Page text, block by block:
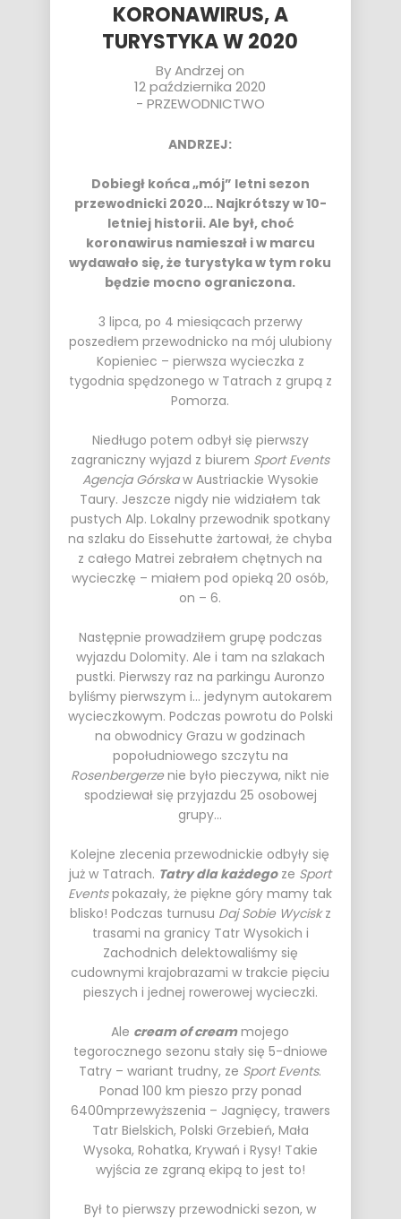
KORONAWIRUS, A
TURYSTYKA W 2020
ByAndrzej on
12 października 2020
- PRZEWODNICTWO
ANDRZEJ:
Dobiegł końca „mój” letni sezon
przewodnicki 2020… Najkrótszy w 10-
letniej historii. Ale był, choć
koronawirus namieszał i w marcu
wydawało się, że turystyka w tym roku
będzie mocno ograniczona.
3 lipca, po 4 miesiącach przerwy
poszedłem przewodnicko na mój ulubiony
Kopieniec – pierwsza wycieczka z
tygodnia spędzonego w Tatrach z grupą z
Pomorza.
Niedługo potem odbył się pierwszy
zagraniczny wyjazd z biurem Sport Events
Agencja Górskaw Austriackie Wysokie
Taury. Jeszcze nigdy nie widziałem tak
pustych Alp. Lokalny przewodnik spotkany
na szlaku do Eissehutte żartował, że chyba
z całego Matrei zebrałem chętnych na
wycieczkę – miałem pod opieką 20 osób,
on – 6.
Następnie prowadziłem grupę podczas
wyjazdu Dolomity. Ale i tam na szlakach
pustki. Pierwszy raz na parkingu Auronzo
byliśmy pierwszym i… jedynym autokarem
wycieczkowym. Podczas powrotu do Polski
na obwodnicy Grazu w godzinach
popołudniowego szczytu na
Rosenbergerze nie było pieczywa, nikt nie
spodziewał się przyjazdu 25 osobowej
grupy…
Kolejne zlecenia przewodnickie odbyły się
już w Tatrach. Tatry dla każdegoze Sport
Eventspokazały, że piękne góry mamy tak
blisko! Podczas turnusu Daj Sobie Wyciskz
trasami na granicy Tatr Wysokich i
Zachodnich delektowaliśmy się
cudownymi krajobrazami w trakcie pięciu
pieszych i jednej rowerowej wycieczki.
Ale cream of creammojego
tegorocznego sezonu stały się 5-dniowe
Tatry – wariant trudny, ze Sport Events.
Ponad 100 km pieszo przy ponad
6400mprzewyższenia – Jagnięcy, trawers
Tatr Bielskich, Polski Grzebień, Mała
Wysoka, Rohatka, Krywań i Rysy! Takie
wyjścia ze zgraną ekipą to jest to!
Był to pierwszy przewodnicki sezon, w